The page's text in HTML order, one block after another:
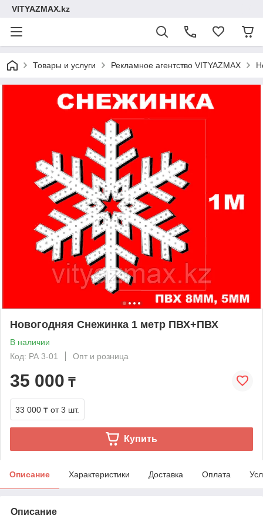
VITYAZMAX.kz
Товары и услуги Рекламное агентство VITYAZMAX
Новогодняя Снежинка 1 метр ПВХ+ПВХ
В наличии
Код: РА 3-01
Опт и розница
35 000 ₸
33 000 ₸ от 3 шт.
Купить
Описание Характеристики Доставка Оплата
Описание